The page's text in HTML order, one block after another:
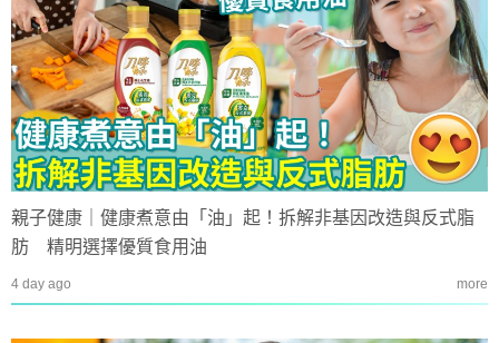
親子健康｜健康煮意由「油」起！拆解非基因改造與反式脂
肪 精明選擇優質食用油
4 day ago more